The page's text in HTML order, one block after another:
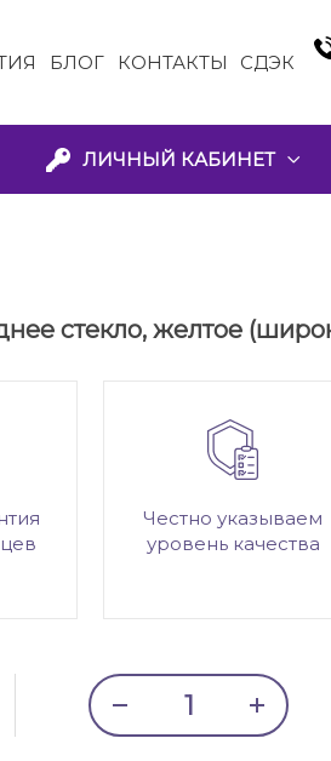
БЛОГ КОНТАКТЫ СДЭК
ЛИЧНЫЙ КАБИНЕТ
стекло, желтое
Честно указываем
уровень качества